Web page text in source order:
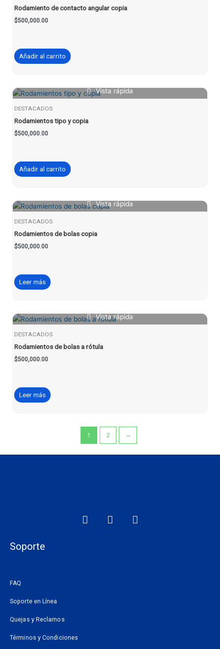
Rodamiento de contacto angular copia
$500,000.00
Añadir al carrito
Vista rápida
DESTACADOS
Rodamientos tipo y copia
$500,000.00
Añadir al carrito
Vista rápida
DESTACADOS
Rodamientos de bolas copia
$500,000.00
Leer más
Vista rápida
DESTACADOS
Rodamientos de bolas a rótula
$500,000.00
Leer más
1 2 →
F
a
I
n
W
h
Soporte
FAQ
Soporte en Línea
Quejas y Reclamos
Términos y Condiciones